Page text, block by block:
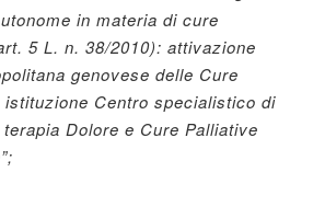
in materia di cure
5 L. n. 38/2010): attivazione
genovese delle Cure
istituzione Centro specialistico di
Dolore e Cure Palliative